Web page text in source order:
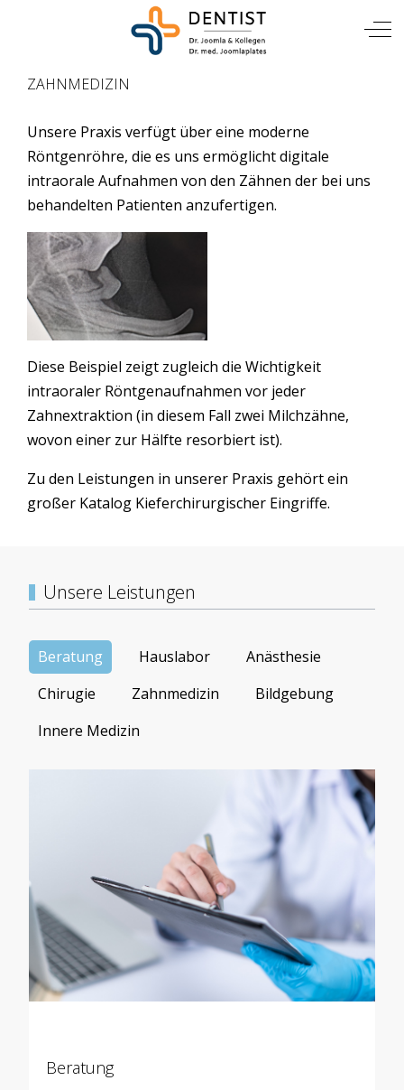
Mobile Menu Toggle
ZAHNMEDIZIN
Unsere Praxis verfügt über eine moderne
Röntgenröhre, die es uns ermöglicht digitale
intraorale Aufnahmen von den Zähnen der bei uns
behandelten Patienten anzufertigen.
Diese Beispiel zeigt zugleich die Wichtigkeit
intraoraler Röntgenaufnahmen vor jeder
Zahnextraktion (in diesem Fall zwei Milchzähne,
wovon einer zur Hälfte resorbiert ist).
Zu den Leistungen in unserer Praxis gehört ein
großer Katalog Kieferchirurgischer Eingriffe.
Unsere Leistungen
Beratung Hauslabor
Anästhesie
Chirugie
Zahnmedizin
Bildgebung
Innere Medizin
Beratung